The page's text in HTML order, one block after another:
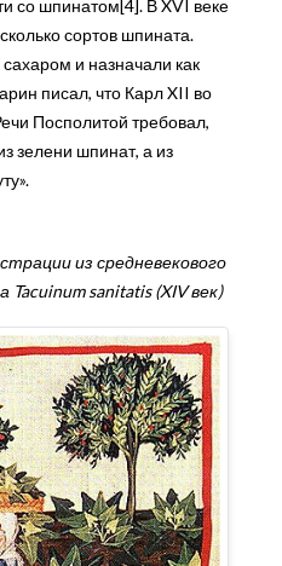
со шпинатом[4]. В XVI веке
сортов шпината.
и назначали как
писал, что Карл XII во
Посполитой требовал,
зелени шпинат, а из
из средневекового
sanitatis (XIV век)